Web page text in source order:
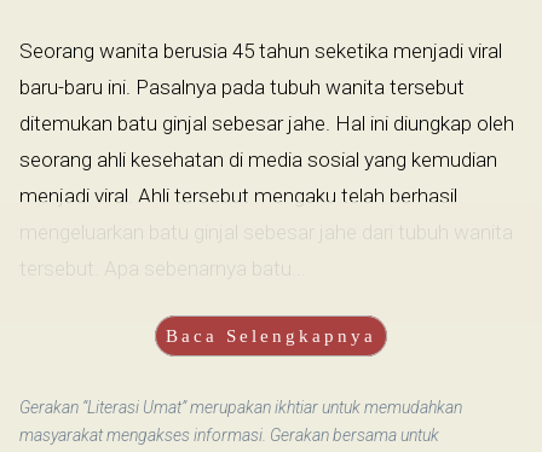
Seorang wanita berusia 45 tahun seketika menjadi viral
baru-baru ini. Pasalnya pada tubuh wanita tersebut
ditemukan batu ginjal sebesar jahe. Hal ini diungkap oleh
seorang ahli kesehatan di media sosial yang kemudian
menjadi viral. Ahli tersebut mengaku telah berhasil
mengeluarkan batu ginjal sebesar jahe dari tubuh wanita
tersebut. Apa sebenarnya batu...
Baca Selengkapnya
Gerakan “Literasi Umat” merupakan ikhtiar untuk memudahkan
masyarakat mengakses informasi. Gerakan bersama untuk